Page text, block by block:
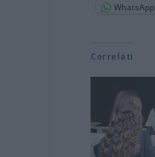
WhatsApp
Correlati